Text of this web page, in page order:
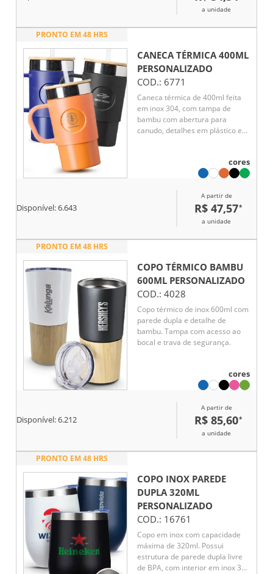
a unidade
PRONTO EM 48 HRS
CANECA TÉRMICA 400ML
PERSONALIZADO
COD.: 6771
Caneca térmica de 400ml feita
em inox 304, com tampa de
bambu com abertura para
canudo, detalhes em plástico e
temperatura ideal, seja quente
resistência para o dia a dia.
cores
Disponível:6.643
A partir de
R$ 47,57*
a unidade
PRONTO EM 48 HRS
COPO TÉRMICO BAMBU
600ML PERSONALIZADO
COD.: 4028
Copo térmico de inox 600ml com
parede dupla e detalhe de
bambu. Tampa com acesso ao
bocal e trava de segurança.
cores
Disponível:6.212
A partir de
R$ 85,60*
a unidade
PRONTO EM 48 HRS
COPO INOX PAREDE
DUPLA 320ML
PERSONALIZADO
COD.: 16761
Copo em inox com capacidade
máxima de 320ml. Possui
estrutura de parede dupla livre
de BPA, com interior em inox 304